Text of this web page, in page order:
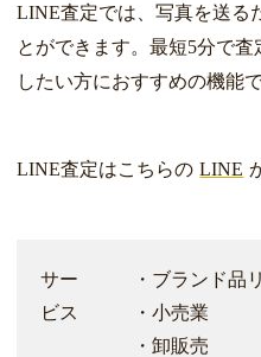
LINE査定では、写真を送る
とができます。最短5分で
したい方におすすめの機能で
LINE査定はこちらの LINE
サー
ビス
・ブランド品
・小売業
・卸販売